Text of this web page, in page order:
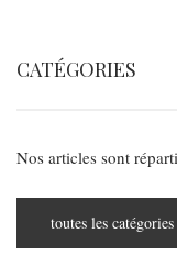
CATÉGORIES
Nos articles sont
toutes les catégories